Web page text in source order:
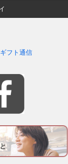
フト通信